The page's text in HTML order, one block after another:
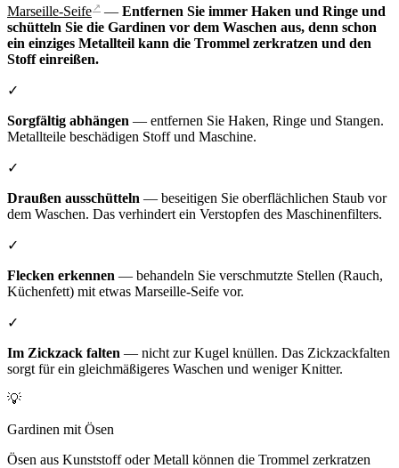
Marseille-Seife ↗ — Entfernen Sie immer Haken und Ringe und
schütteln Sie die Gardinen vor dem Waschen aus, denn schon
ein einziges Metallteil kann die Trommel zerkratzen und den
Stoff einreißen.
✓
Sorgfältig abhängen — entfernen Sie Haken, Ringe und Stangen.
Metallteile beschädigen Stoff und Maschine.
✓
Draußen ausschütteln — beseitigen Sie oberflächlichen Staub vor
dem Waschen. Das verhindert ein Verstopfen des Maschinenfilters.
✓
Flecken erkennen — behandeln Sie verschmutzte Stellen (Rauch,
Küchenfett) mit etwas Marseille-Seife vor.
✓
Im Zickzack falten — nicht zur Kugel knüllen. Das Zickzackfalten
sorgt für ein gleichmäßigeres Waschen und weniger Knitter.
💡
Gardinen mit Ösen
Ösen aus Kunststoff oder Metall können die Trommel zerkratzen